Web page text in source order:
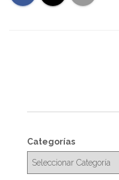
u
c
a
Categorías